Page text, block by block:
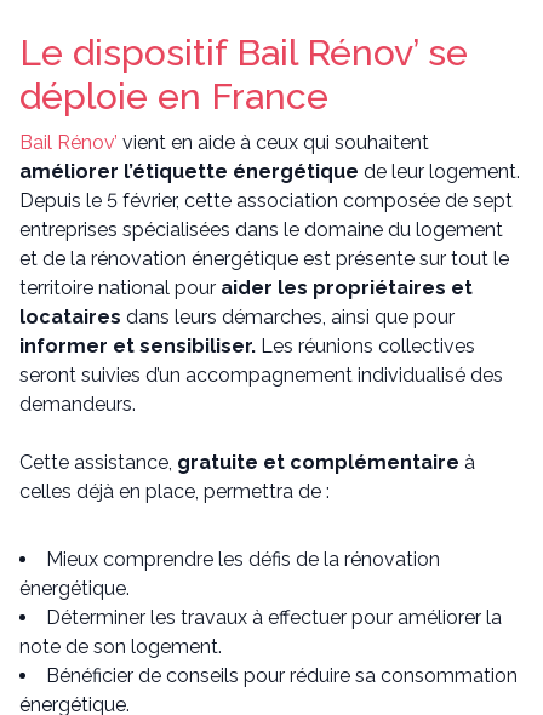
Le dispositif Bail Rénov’ se
déploie en France
Bail Rénov’ vient en aide à ceux qui souhaitent
améliorer l’étiquette énergétique de leur logement.
Depuis le 5 février, cette association composée de sept
entreprises spécialisées dans le domaine du logement
et de la rénovation énergétique est présente sur tout le
territoire national pour aider les propriétaires et
locataires dans leurs démarches, ainsi que pour
informer et sensibiliser. Les réunions collectives
seront suivies d’un accompagnement individualisé des
demandeurs.
Cette assistance, gratuite et complémentaire à
celles déjà en place, permettra de :
Mieux comprendre les défis de la rénovation
énergétique.
Déterminer les travaux à effectuer pour améliorer la
note de son logement.
Bénéficier de conseils pour réduire sa consommation
énergétique.